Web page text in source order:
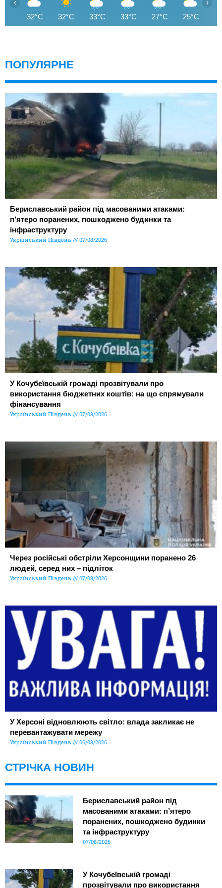
32°C 32°C 33°C 33°C 27°C 25°C
‹ ›
ПОПУЛЯРНЕ
Бериславський район під масованими атаками:
п’ятеро поранених, пошкоджено будинки та
інфраструктуру
Український Південь 07/08/2026
У Кочубеївській громаді прозвітували про
використання бюджетних коштів: на що спрямували
фінансування
Український Південь 07/08/2026
Через російські обстріли Херсонщини поранено 26
людей, серед них – підліток
Український Південь 07/08/2026
У Херсоні відновлюють світло: влада закликає не
перевантажувати мережу
Український Південь 06/08/2026
СТРІЧКА НОВИН
Бериславський район під
масованими атаками: п’ятеро
поранених, пошкоджено будинки
та інфраструктуру
07/08/2026
У Кочубеївській громаді
прозвітували про використання